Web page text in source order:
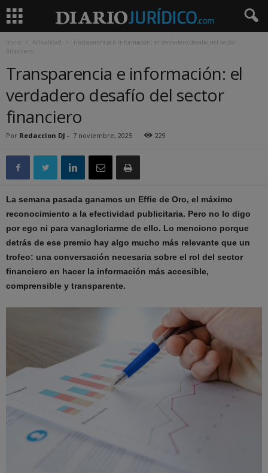
Inicio Actualidad
Transparencia e información: el verdadero desafío del sector
financiero
Transparencia e información: el
verdadero desafío del sector
financiero
Por Redaccion DJ - 7 noviembre, 2025 229
La semana pasada ganamos un Effie de Oro, el máximo
reconocimiento a la efectividad publicitaria. Pero no lo digo
por ego ni para vanagloriarme de ello. Lo menciono porque
detrás de ese premio hay algo mucho más relevante que un
trofeo: una conversación necesaria sobre el rol del sector
financiero en hacer la información más accesible,
comprensible y transparente.